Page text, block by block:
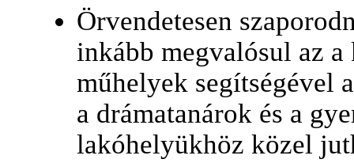
Örvendetesen
inkább megvalósul az
műhelyek segítségével
a drámatanárok és a
lakóhelyükhöz közel